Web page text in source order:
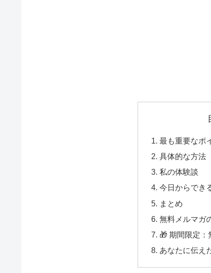
最も重要なポ
具体的な方法
私の体験談
今日からでき
まとめ
無料メルマガ
🎁 期間限定：
あなたに伝え